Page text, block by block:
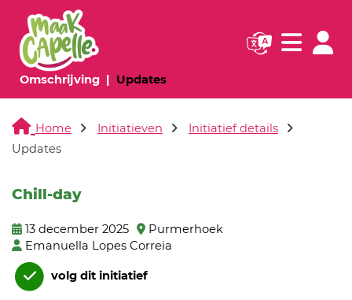
Omschrijving(huidige pagina)
Updates(huidige pagina)
Navigatie
Home Initiatieven
Initiatief details
Updates
Chill-day
13 december 2025
Purmerhoek
Emanuella Lopes Correia
volg dit initiatief